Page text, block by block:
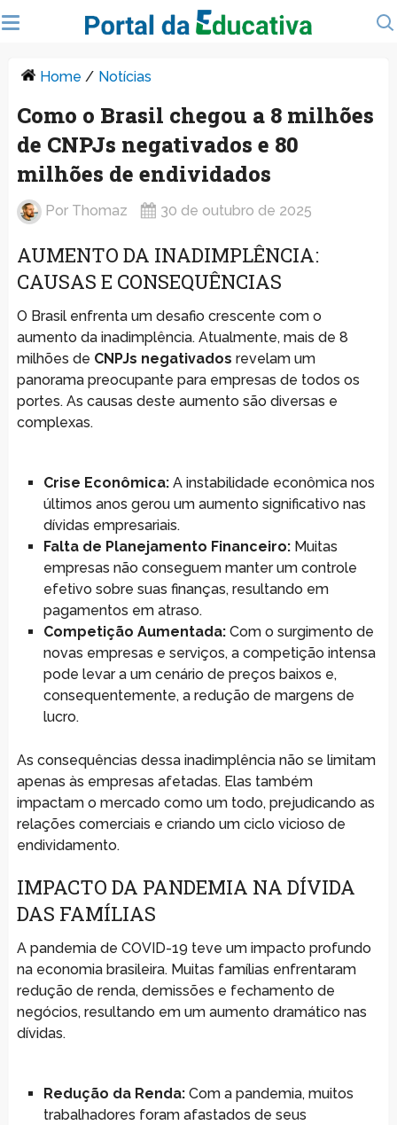
Home / Notícias
Como o Brasil chegou a 8 milhões
de CNPJs negativados e 80
milhões de endividados
Por Thomaz 30 de outubro de 2025
AUMENTO DA INADIMPLÊNCIA:
CAUSAS E CONSEQUÊNCIAS
O Brasil enfrenta um desafio crescente com o
aumento da inadimplência. Atualmente, mais de 8
milhões de CNPJs negativados revelam um
panorama preocupante para empresas de todos os
portes. As causas deste aumento são diversas e
complexas.
Crise Econômica:A instabilidade econômica nos
últimos anos gerou um aumento significativo nas
dívidas empresariais.
Falta de Planejamento Financeiro:Muitas
empresas não conseguem manter um controle
efetivo sobre suas finanças, resultando em
pagamentos em atraso.
Competição Aumentada:Com o surgimento de
novas empresas e serviços, a competição intensa
pode levar a um cenário de preços baixos e,
consequentemente, a redução de margens de
lucro.
As consequências dessa inadimplência não se limitam
apenas às empresas afetadas. Elas também
impactam o mercado como um todo, prejudicando as
relações comerciais e criando um ciclo vicioso de
endividamento.
IMPACTO DA PANDEMIA NA DÍVIDA
DAS FAMÍLIAS
A pandemia de COVID-19 teve um impacto profundo
na economia brasileira. Muitas famílias enfrentaram
redução de renda, demissões e fechamento de
negócios, resultando em um aumento dramático nas
dívidas.
Redução da Renda:Com a pandemia, muitos
trabalhadores foram afastados de seus